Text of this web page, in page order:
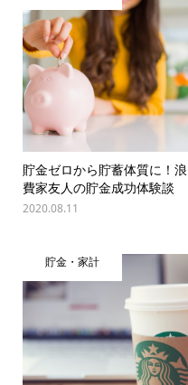
貯金ゼロから貯蓄体質に！浪
費家友人の貯金成功体験談
2020.08.11
貯金・家計